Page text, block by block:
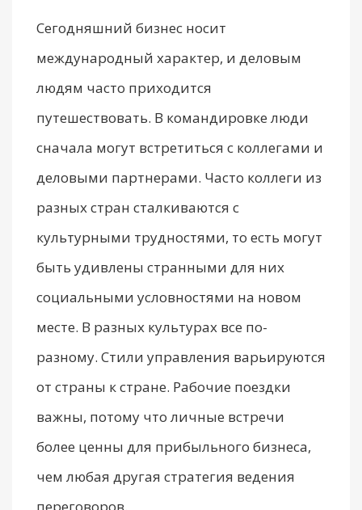
Сегодняшний бизнес носит
международный характер, и деловым
людям часто приходится
путешествовать. В командировке люди
сначала могут встретиться с коллегами и
деловыми партнерами. Часто коллеги из
разных стран сталкиваются с
культурными трудностями, то есть могут
быть удивлены странными для них
социальными условностями на новом
месте. В разных культурах все по-
разному. Стили управления варьируются
от страны к стране. Рабочие поездки
важны, потому что личные встречи
более ценны для прибыльного бизнеса,
чем любая другая стратегия ведения
переговоров.